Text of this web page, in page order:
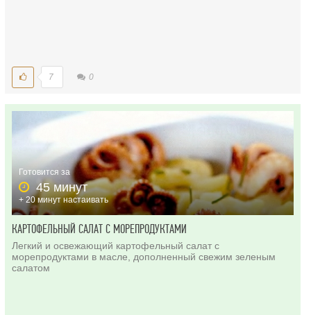
7 0
Готовится за
45 минут
+ 20 минут настаивать
КАРТОФЕЛЬНЫЙ САЛАТ С МОРЕПРОДУКТАМИ
Легкий и освежающий картофельный салат с
морепродуктами в масле, дополненный свежим зеленым
салатом